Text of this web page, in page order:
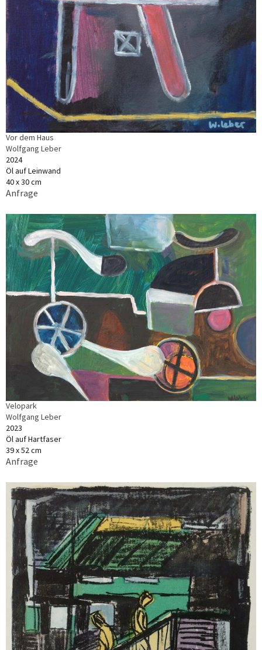
Vor dem Haus
Wolfgang Leber
2024
Öl auf Leinwand
40 x 30 cm
Anfrage
Velopark
Wolfgang Leber
2023
Öl auf Hartfaser
39 x 52 cm
Anfrage